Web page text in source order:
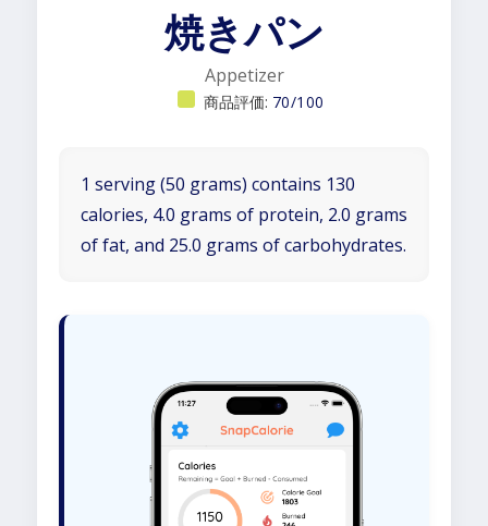
焼きパン
Appetizer
商品評価: 70/100
1 serving (50 grams) contains 130
calories, 4.0 grams of protein, 2.0 grams
of fat, and 25.0 grams of carbohydrates.